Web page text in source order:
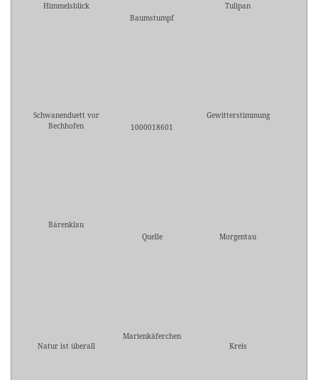
Himmelsblick
Baumstumpf
Tulipan
Schwanenduett vor
Bechhofen
1000018601
Gewitterstimmung
Bärenklau
Quelle
Morgentau
Natur ist überall
Marienkäferchen
Kreis